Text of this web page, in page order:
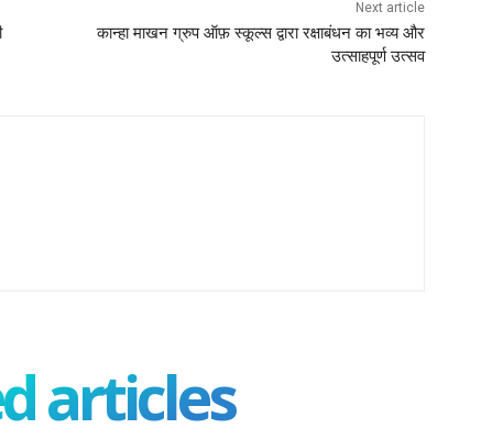
Next article
कान्हा माखन ग्रुप ऑफ़ स्कूल्स द्वारा रक्षाबंधन का भव्य और
उत्साहपूर्ण उत्सव
articles